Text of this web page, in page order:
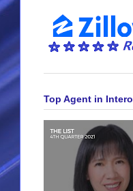
Top Agent in Intero